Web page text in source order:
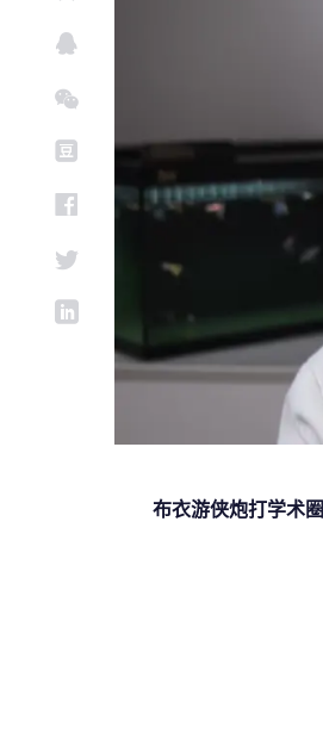
布衣游侠炮打学术圈